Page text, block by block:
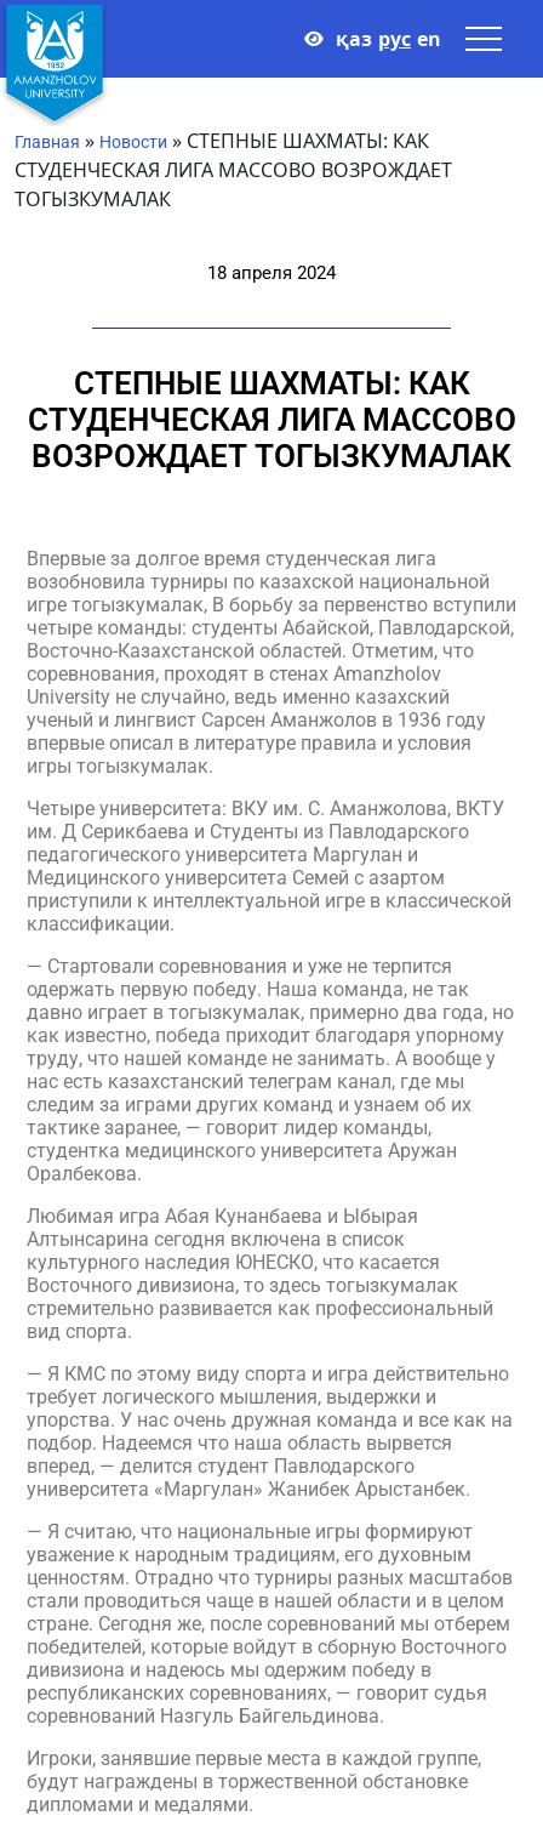
қаз рус en
Главная » Новости » СТЕПНЫЕ ШАХМАТЫ: КАК
СТУДЕНЧЕСКАЯ ЛИГА МАССОВО ВОЗРОЖДАЕТ
ТОГЫЗКУМАЛАК
18 апреля 2024
СТЕПНЫЕ ШАХМАТЫ: КАК
СТУДЕНЧЕСКАЯ ЛИГА МАССОВО
ВОЗРОЖДАЕТ ТОГЫЗКУМАЛАК
Впервые за долгое время студенческая лига
возобновила турниры по казахской национальной
игре тогызкумалак, В борьбу за первенство вступили
четыре команды: студенты Абайской, Павлодарской,
Восточно-Казахстанской областей. Отметим, что
соревнования, проходят в стенах Amanzholov
University не случайно, ведь именно казахский
ученый и лингвист Сарсен Аманжолов в 1936 году
впервые описал в литературе правила и условия
игры тогызкумалак.
Четыре университета: ВКУ им. С. Аманжолова, ВКТУ
им. Д Серикбаева и Студенты из Павлодарского
педагогического университета Маргулан и
Медицинского университета Семей с азартом
приступили к интеллектуальной игре в классической
классификации.
— Стартовали соревнования и уже не терпится
одержать первую победу. Наша команда, не так
давно играет в тогызкумалак, примерно два года, но
как известно, победа приходит благодаря упорному
труду, что нашей команде не занимать. А вообще у
нас есть казахстанский телеграм канал, где мы
следим за играми других команд и узнаем об их
тактике заранее, — говорит лидер команды,
студентка медицинского университета Аружан
Оралбекова.
Любимая игра Абая Кунанбаева и Ыбырая
Алтынсарина сегодня включена в список
культурного наследия ЮНЕСКО, что касается
Восточного дивизиона, то здесь тогызкумалак
стремительно развивается как профессиональный
вид спорта.
— Я КМС по этому виду спорта и игра действительно
требует логического мышления, выдержки и
упорства. У нас очень дружная команда и все как на
подбор. Надеемся что наша область вырвется
вперед, — делится студент Павлодарского
университета «Маргулан» Жанибек Арыстанбек.
— Я считаю, что национальные игры формируют
уважение к народным традициям, его духовным
ценностям. Отрадно что турниры разных масштабов
стали проводиться чаще в нашей области и в целом
стране. Сегодня же, после соревнований мы отберем
победителей, которые войдут в сборную Восточного
дивизиона и надеюсь мы одержим победу в
республиканских соревнованиях, — говорит судья
соревнований Назгуль Байгельдинова.
Игроки, занявшие первые места в каждой группе,
будут награждены в торжественной обстановке
дипломами и медалями.